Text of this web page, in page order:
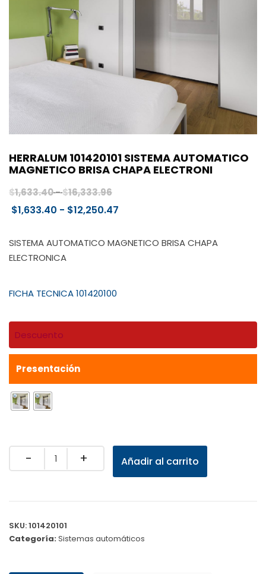
HERRALUM 101420101 SISTEMA AUTOMATICO
MAGNETICO BRISA CHAPA ELECTRONI
$1,633.40-$16,333.96Rango
de
$1,633.40 - $12,250.47
precios:
SISTEMA AUTOMATICO MAGNETICO BRISA CHAPA
ELECTRONICA
FICHA TECNICA 101420100
Descuento
Presentación
Quantity Añadir al carrito
SKU:101420101
Categoría:Sistemas automáticos